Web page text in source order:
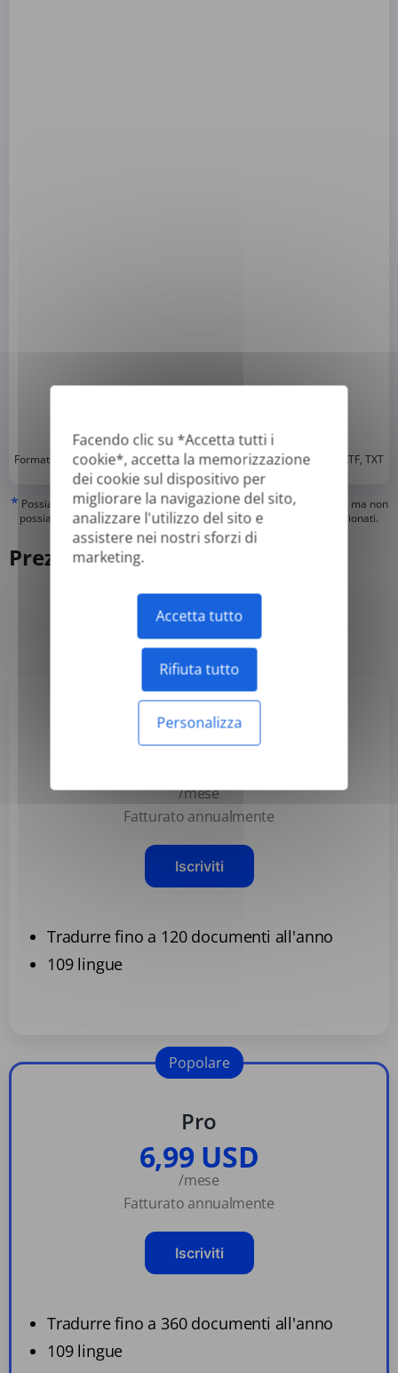
Facendo clic su *Accetta tutti i
cookie*, accetta la memorizzazione
dei cookie sul dispositivo per
migliorare la navigazione del sito,
analizzare l'utilizzo del sito e
assistere nei nostri sforzi di
marketing.
Accetta tutto
Rifiuta tutto
Personalizza
Formati supportati: DOC, DOCX, ODT, PDF*, CSV, PPTX, XLSX, XLS, RTF, TXT
* Possiamo tradurre solo i PDF "veri" con testo digitale o ricercabile, ma non
possiamo tradurre i PDF contenenti "solo immagine" o quelli scansionati.
Prezzi
Annuale
Basic
/mese
Fatturato annualmente
Iscriviti
Tradurre fino a 120 documenti all'anno
109 lingue
Pro
6,99 USD
/mese
Fatturato annualmente
Iscriviti
Tradurre fino a 360 documenti all'anno
109 lingue
Popolare